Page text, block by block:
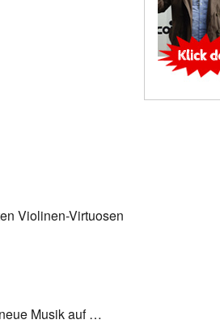
Violinen-Virtuosen
Musik auf …